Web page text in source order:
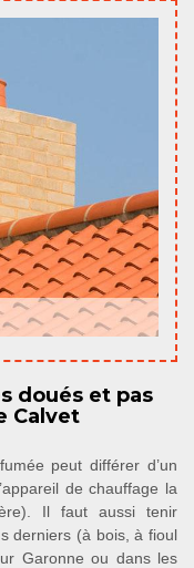
doués et pas
Calvet
peut différer d’un
de chauffage la
Il faut aussi tenir
derniers (à bois, à fioul
Garonne ou dans les